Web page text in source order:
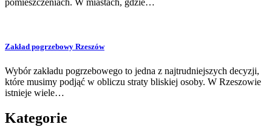
pomieszczeniach. W miastach, gdzie…
Zakład pogrzebowy Rzeszów
Wybór zakładu pogrzebowego to jedna z najtrudniejszych decyzji,
które musimy podjąć w obliczu straty bliskiej osoby. W Rzeszowie
istnieje wiele…
Kategorie